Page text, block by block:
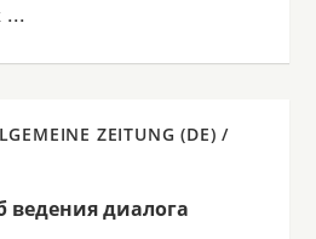
...
ZEITUNG (DE) /
ведения диалога